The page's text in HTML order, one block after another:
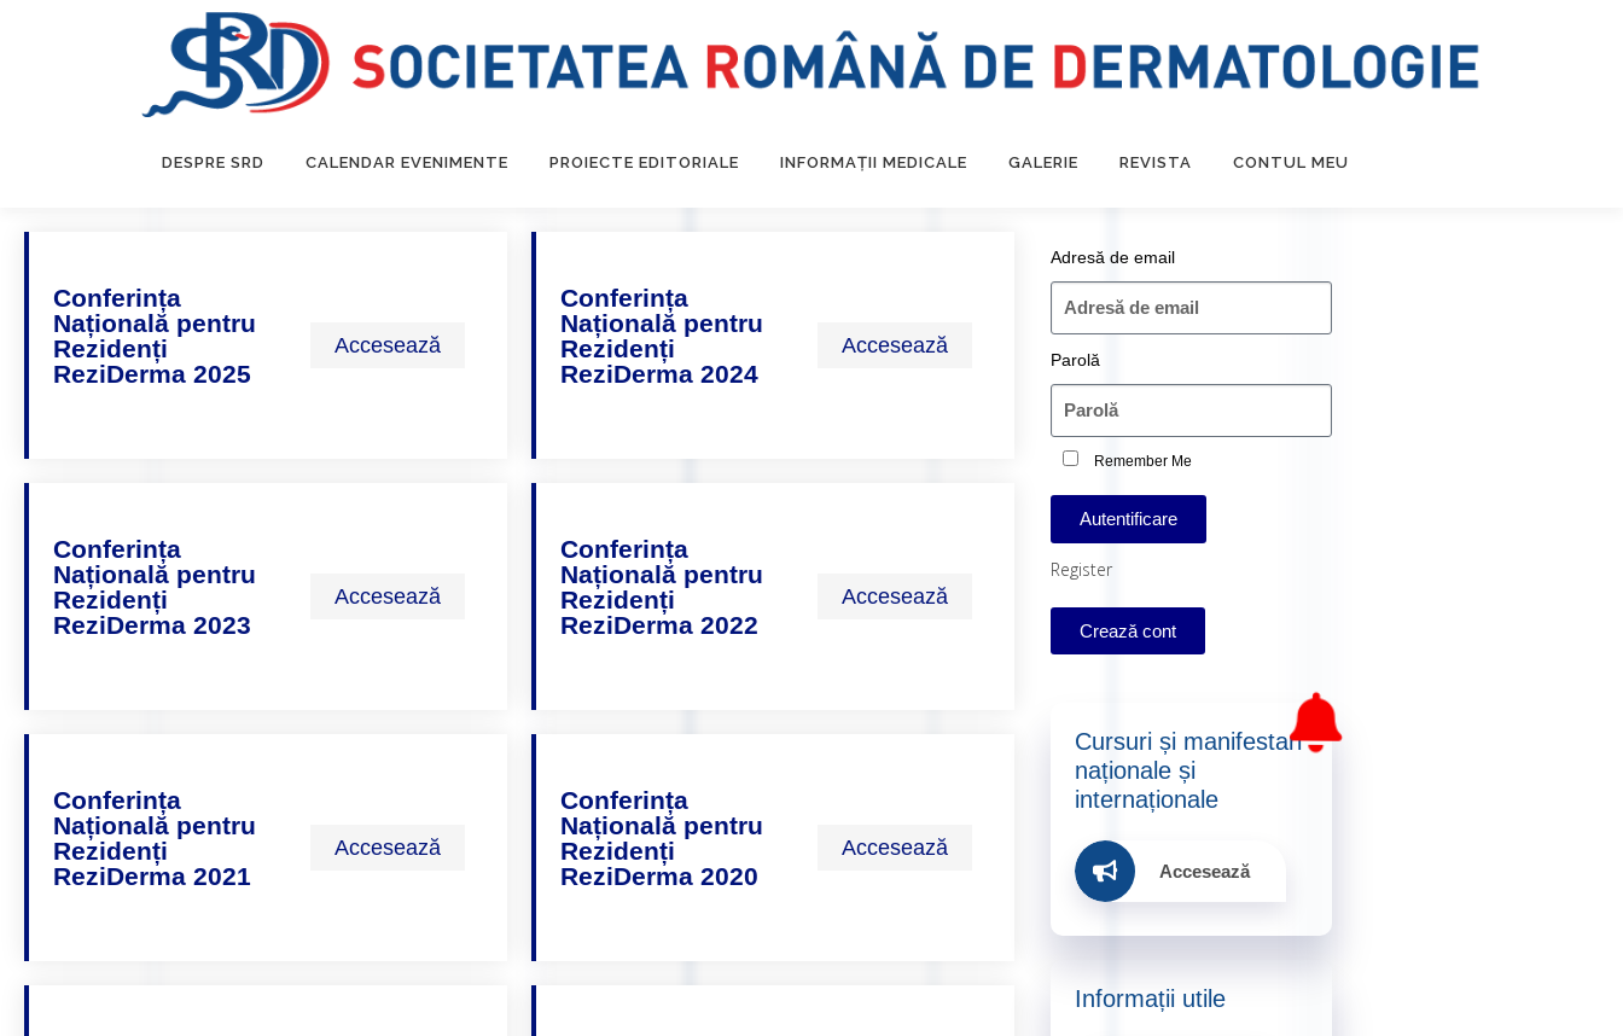
DESPRE SRD CALENDAR EVENIMENTE PROIECTE EDITORIALE INFORMAȚII MEDICALE GALERIE REVISTA CONTUL MEU
Conferința
Națională pentru
Rezidenți
ReziDerma 2025
Accesează
Conferința
Națională pentru
Rezidenți
ReziDerma 2023
Accesează
Conferința
Națională pentru
Rezidenți
ReziDerma 2021
Accesează
Conferința
Națională pentru
Rezidenți
ReziDerma 2024
Accesează
Conferința
Națională pentru
Rezidenți
ReziDerma 2022
Accesează
Conferința
Națională pentru
Rezidenți
ReziDerma 2020
Accesează
Adresă de email
Parolă
Remember Me
Autentificare
Register
Crează cont
Cursuri și manifestari
naționale și
internaționale​
Accesează
Informații utile​